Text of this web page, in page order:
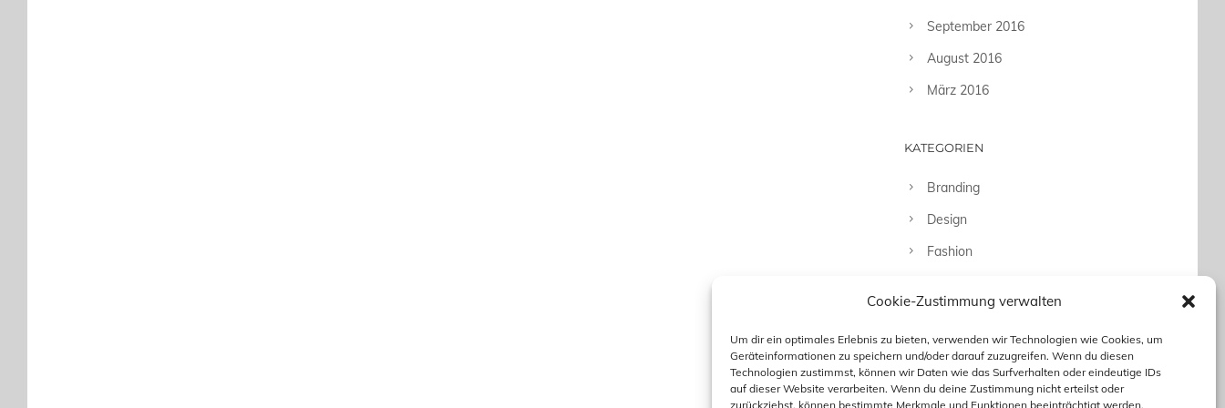
Cookie-Zustimmung verwalten
Um dir ein optimales Erlebnis zu bieten, verwenden wir Technologien wie Cookies, um
Geräteinformationen zu speichern und/oder darauf zuzugreifen. Wenn du diesen
Technologien zustimmst, können wir Daten wie das Surfverhalten oder eindeutige IDs
auf dieser Website verarbeiten. Wenn du deine Zustimmung nicht erteilst oder
zurückziehst, können bestimmte Merkmale und Funktionen beeinträchtigt werden.
September 2016
August 2016
März 2016
KATEGORIEN
Branding
Design
Fashion